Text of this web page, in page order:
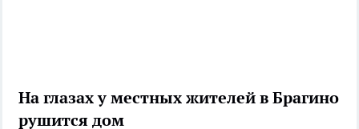
На глазах у местных жителей в Брагино
рушится дом